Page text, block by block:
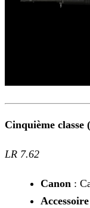
Cinquième classe
LR 7.62
Canon :